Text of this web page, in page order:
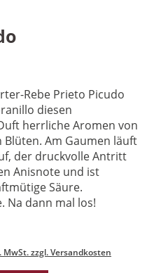
Rebe Prieto Picudo
diesen
herrliche Aromen von
Blüten. Am Gaumen läuft
der druckvolle Antritt
Anisnote und ist
Säure.
Na dann mal los!
MwSt. zzgl. Versandkosten